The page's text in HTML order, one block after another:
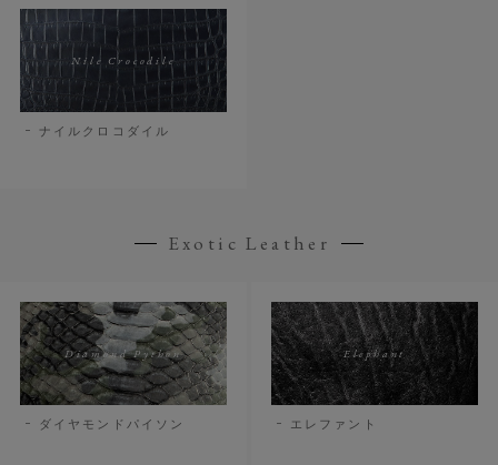
Nile Crocodile
ナイルクロコダイル
Exotic Leather
Diamond Python
ダイヤモンドパイソン
Elephant
エレファント